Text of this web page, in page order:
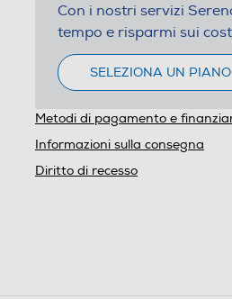
Con i nostri servizi
tempo e risparmi sui
SELEZIONA UN PIANO
Metodi di pagamento e
Informazioni sulla consegna
Diritto di recesso